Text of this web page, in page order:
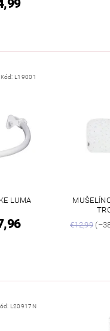
Kód: L19001
LUMA
€12,99
L20917N